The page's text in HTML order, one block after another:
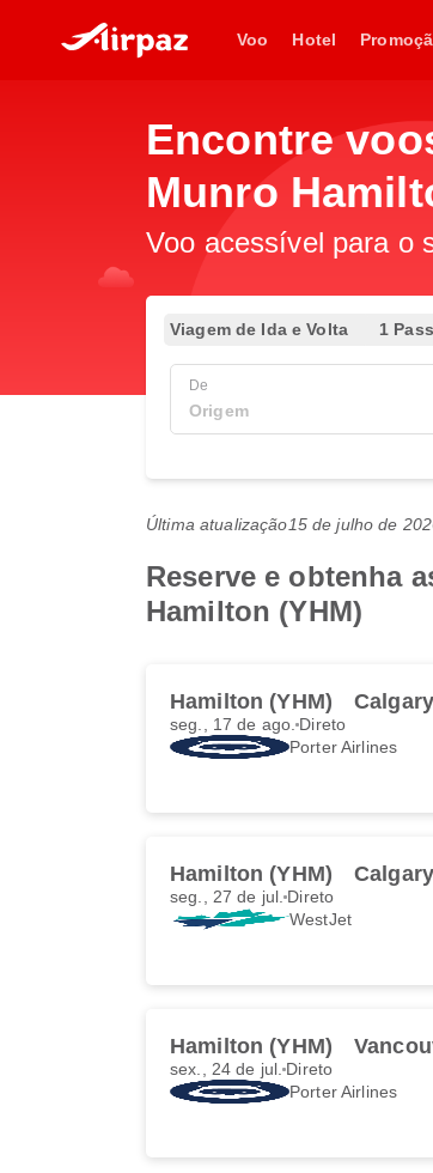
Voo Hotel
Encontre
Munro
Voo acessível para o
Viagem de Ida e Volta 1
De
Última atualização15 de julho de
Reserve e obtenha
Hamilton (YHM)
Hamilton (YHM)
seg., 17 de ago. Direto
Porter Airlines
Hamilton (YHM)
seg., 27 de jul. Direto
WestJet
Hamilton (YHM)
sex., 24 de jul. Direto
Porter Airlines